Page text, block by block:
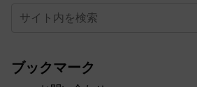
ブックマーク